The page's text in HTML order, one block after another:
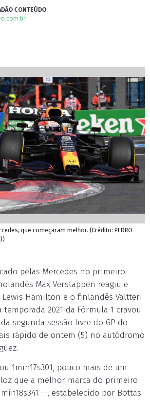
CONTEÚDO
que começaram melhor. (Crédito: PEDRO
pelas Mercedes no primeiro
Max Verstappen reagiu e
Hamilton e o finlandês Valtteri
2021 da Fórmula 1 cravou
segunda sessão livre do GP do
rápido de ontem (5) no autódromo
1min17s301, pouco mais de um
que a melhor marca do primeiro
--, estabelecido por Bottas.